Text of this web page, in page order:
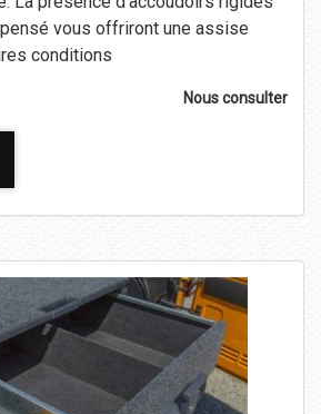
vous offriront une assise
conditions
Nous consulter